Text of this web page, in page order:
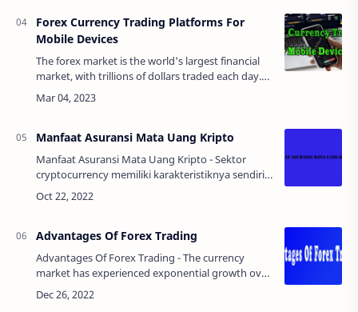
Forex Currency Trading Platforms For
Mobile Devices
The forex market is the world's largest financial
market, with trillions of dollars traded each day.
As more and more people turn to mobile devices
for their day-to-day activities,…
Manfaat Asuransi Mata Uang Kripto
Manfaat Asuransi Mata Uang Kripto - Sektor
cryptocurrency memiliki karakteristiknya sendiri
dan seringkali rentan terhadap serangan cyber.
Faktor risiko keamanan yang terkait denga…
Advantages Of Forex Trading
Advantages Of Forex Trading - The currency
market has experienced exponential growth over
the past decade. With over $5 trillion traded daily
by some estimates, forex is the l…